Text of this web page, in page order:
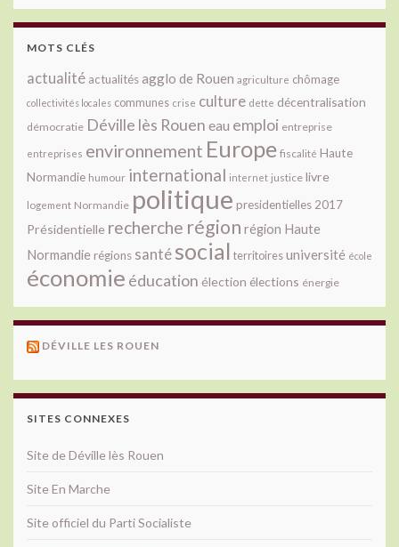
MOTS CLÉS
actualité actualitésagglo de Rouen agriculture chômage
collectivités locales communes crise culture dette décentralisation
démocratie Déville lès Rouen eau emploi entreprise
entreprises environnement Europe fiscalité Haute
Normandie humour international internet justice livre
logement Normandie politique presidentielles 2017
Présidentielle recherche région région Haute
Normandie régions santésocial territoiresuniversité école
économie éducation élection élections énergie
DÉVILLE LES ROUEN
SITES CONNEXES
Site de Déville lès Rouen
Site En Marche
Site officiel du Parti Socialiste